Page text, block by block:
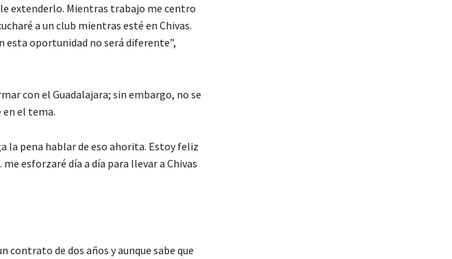
extenderlo. Mientras trabajo me centro
a un club mientras esté en Chivas.
esta oportunidad no será diferente”,
con el Guadalajara; sin embargo, no se
el tema.
la pena hablar de eso ahorita. Estoy feliz
esforzaré día a día para llevar a Chivas
de dos años y aunque sabe que